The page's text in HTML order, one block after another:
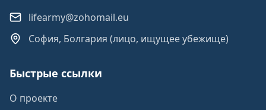
lifearmy@zohomail.eu
София, Болгария (лицо, ищущее убежище)
Быстрые ссылки
О проекте